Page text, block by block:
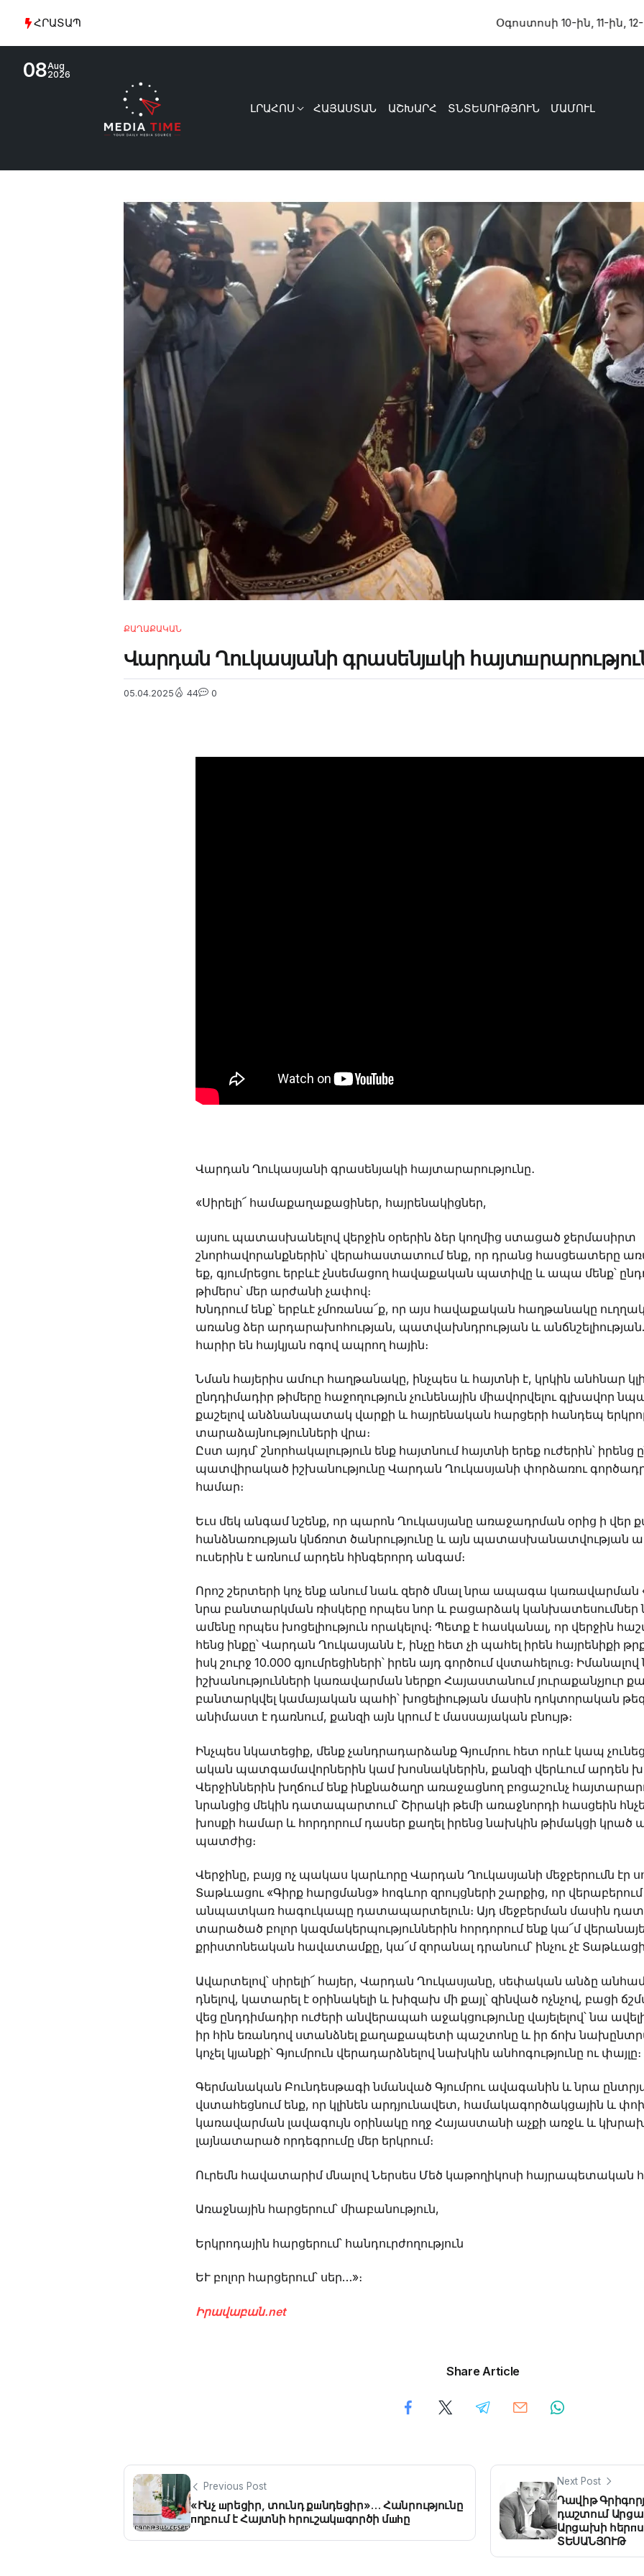
ՀՐԱՏԱՊ Օգոստոսի 10-ին, 11-ին, 12-ին և 13-ին
08Aug
2026
ԼՐԱՀՈՍ ՀԱՅԱՍՏԱՆ ԱՇԽԱՐՀ ՏՆՏԵՍՈՒԹՅՈՒՆ ՄԱՄՈՒԼ
ՔԱՂԱՔԱԿԱՆ
Վարդան Ղուկասյանի գրասենյшկի
05.04.2025 44 0
Վարդան Ղուկասյանի գրասենյակի հայտարարությունը․
«Սիրելի՜ համաքաղաքացիներ, հայրենակիցներ,
այսու պատասխանելով վերջին օրերին ձեր կողմից ստացած ջերմասիրտ
շնորհավորանքներին՝ վերահաստատում ենք, որ դրանց հասցեատերը
եք, գյումրեցու երբևէ չնսեմացող հավաքական պատիվը և ապա մենք՝
թիմերս՝ մեր արժանի չափով։
Խնդրում ենք՝ երբևէ չմոռանա՜ք, որ այս հավաքական հաղթանակը
առանց ձեր արդարախոհության, պատվախնդրության և
հարիր են հայկյան ոգով ապրող հային։
Նման հայերիս ամուր հաղթանակը, ինչպես և հայտնի է, կրկին անհնար
ընդդիմադիր թիմերը հաջողություն չունենային միավորվելու գլխավոր
քաշելով անձնանպատակ վարքի և հայրենական հարցերի հանդեպ
տարաձայնությունների վրա։
Ըստ այդմ՝ շնորհակալություն ենք հայտնում հայտնի երեք ուժերին՝ իրենց
պատվիրակած իշխանությունը Վարդան Ղուկասյանի փորձառու
համար։
Եւս մեկ անգամ նշենք, որ պարոն Ղուկասյանը առաջադրման օրից ի վեր
հանձնառության կնճռոտ ծանրությունը և այն պատասխանատվության
ուսերին է առնում արդեն հինգերորդ անգամ։
Որոշ շերտերի կոչ ենք անում նաև զերծ մնալ նրա ապագա կառավարման
նրա բանտարկման ռիսկերը որպես նոր և բացարձակ կանխատեսումներ
ամենը որպես խոցելիություն որակելով։ Պետք է հասկանալ, որ վերջին
հենց ինքը՝ Վարդան Ղուկասյանն է, ինչը հետ չի պահել իրեն հայրենիքի
իսկ շուրջ 10.000 գյումրեցիների՝ իրեն այդ գործում վստահելուց։
իշխանությունների կառավարման ներքո Հայաստանում յուրաքանչյուր
բանտարկվել կամայական պահի՝ խոցելիության մասին դոկտորական
անիմաստ է դառնում, քանզի այն կրում է մասսայական բնույթ։
Ինչպես նկատեցիք, մենք չանդրադարձանք Գյումրու հետ որևէ կապ
ական պատգամավորներին կամ խոսնակներին, քանզի վերևում արդեն
Վերջիններին խղճում ենք ինքնածաղր առաջացնող բոցաշունչ
նրանցից մեկին դատապարտում՝ Շիրակի թեմի առաջնորդի հասցեին
խոսքի համար և հորդորում դասեր քաղել իրենց նախկին թիմակցի կրած
պատժից։
Վերջինը, բայց ոչ պակաս կարևորը Վարդան Ղուկասյանի մեջբերումն էր
Տաթևացու «Գիրք հարցմանց» հոգևոր զրույցների շարքից, որ
անպատկառ հագուկապը դատապարտելուն։ Այդ մեջբերման մասին
տարածած բոլոր կազմակերպություններին հորդորում ենք կա՜մ
քրիստոնեական հավատամքը, կա՜մ զորանալ դրանում՝ ինչու չէ Տաթևացի
Ավարտելով՝ սիրելի՜ հայեր, Վարդան Ղուկասյանը, սեփական անձը
դնելով, կատարել է օրինակելի և խիզախ մի քայլ՝ զինված ոչնչով, բացի
վեց ընդդիմադիր ուժերի անվերապահ աջակցությունը վայելելով՝ նա
իր հին եռանդով ստանձնել քաղաքապետի պաշտոնը և իր ճոխ
կոչել կյանքի՝ Գյումրուն վերադարձնելով նախկին անհոգությունը ու փայլը։
Գերմանական Բունդեսթագի նմանված Գյումրու ավագանին և նրա
վստահեցնում ենք, որ կլինեն արդյունավետ, համակագործակցային և
կառավարման լավագույն օրինակը ողջ Հայաստանի աչքի առջև և
լայնատարած որդեգրումը մեր երկրում։
Ուրեմն հավատարիմ մնալով Ներսես Մեծ կաթողիկոսի հայրապետական
Առաջնային հարցերում՝ միաբանություն,
Երկրոդային հարցերում՝ հանդուրժողություն
ԵՒ բոլոր հարցերում՝ սեր…»։
Իրավաբան.net
Share Article
Previous Post
«Ինչ шրեցիր, տունդ քшնդեցիր»… Հանրությունը
пղբում է Հայտնի հրուշակшգործի մшhը
Next Post
Դավիթ
դաշտում
Արցախի հերпս
ՏԵՍԱՆՅՈՒԹ